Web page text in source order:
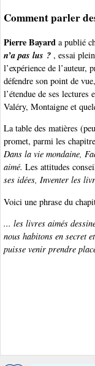
Comment parler
Pierre Bayard a publié
n’a pas lus ? , essai
l’expérience de l’auteur,
défendre son point de
l’étendue de ses
Valéry, Montaigne et
La table des matières
promet, parmi les
Dans la vie mondaine,
aimé. Les attitudes
ses idées, Inventer les
Voici une phrase du
... les livres aimés
nous habitons en secret
puisse venir prendre